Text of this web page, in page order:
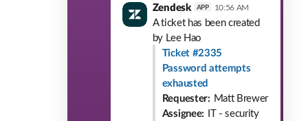
Zendesk APP 10:56 AM
A ticket has been created
by Lee Hao
Ticket #2335
Password attempts
exhausted
Requester: Matt Brewer
Assignee: IT - security